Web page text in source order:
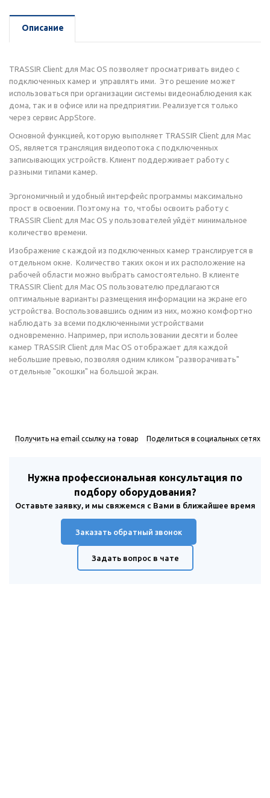
Описание
TRASSIR Client для Mac OS позволяет просматривать видео с
подключенных камер и управлять ими. Это решение может
использоваться при организации системы видеонаблюдения как
дома, так и в офисе или на предприятии. Реализуется только
через сервис AppStore.
Основной функцией, которую выполняет TRASSIR Client для Mac
OS, является трансляция видеопотока с подключенных
записывающих устройств. Клиент поддерживает работу с
разными типами камер.
Эргономичный и удобный интерфейс программы максимально
прост в освоении. Поэтому на то, чтобы освоить работу с
TRASSIR Client для Mac OS у пользователей уйдёт минимальное
количество времени.
Изображение с каждой из подключенных камер транслируется в
отдельном окне. Количество таких окон и их расположение на
рабочей области можно выбрать самостоятельно. В клиенте
TRASSIR Client для Mac OS пользователю предлагаются
оптимальные варианты размещения информации на экране его
устройства. Воспользовавшись одним из них, можно комфортно
наблюдать за всеми подключенными устройствами
одновременно. Например, при использовании десяти и более
камер TRASSIR Client для Mac OS отображает для каждой
небольшие превью, позволяя одним кликом "разворачивать"
отдельные "окошки" на большой экран.
Получить на email ссылку на товар Поделиться в социальных сетях
Нужна профессиональная консультация по
подбору оборудования?
Оставьте заявку, и мы свяжемся с Вами в ближайшее время
Заказать обратный звонок
Задать вопрос в чате